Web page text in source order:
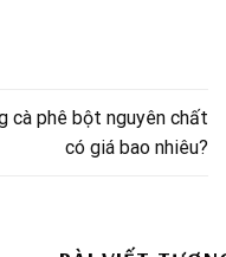
cà phê bột nguyên chất
có giá bao nhiêu?